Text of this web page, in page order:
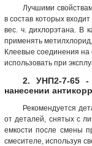
Лучшими
в состав которых
вес. ч. дихлорэтана. В
применять
Клеевые соединения на
использовать при
2. УНП2-7-65 -
нанесении
Рекомендуется
от деталей, снятых с
емкости после смены
смесителе, используя